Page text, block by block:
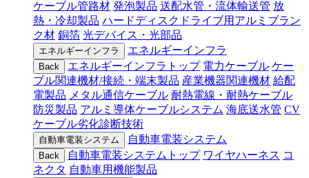
ケーブル管路材 発泡製品 送配水管・流体輸送管 放
熱・冷却製品 ハードディスクドライブ用アルミブラン
ク材 銅箔 光デバイス・光部品
エネルギーインフラ エネルギーインフラ
Back エネルギーインフラトップ 電力ケーブル ケー
ブル関連機材/接続・端末製品 産業機器関連機材 給配
電製品 メタル通信ケーブル 耐熱電線・耐熱ケーブル
防災製品 アルミ導体ケーブルシステム 海底送水管 CV
ケーブル劣化診断技術
自動車電装システム 自動車電装システム
Back 自動車電装システムトップ ワイヤハーネス コ
ネクタ 自動車用機能製品